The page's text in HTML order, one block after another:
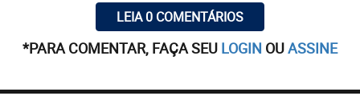
LEIA 0 COMENTÁRIOS
*PARA COMENTAR, FAÇA SEU LOGIN OUASSINE